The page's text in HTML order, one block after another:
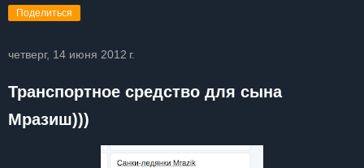
Поделиться
четверг, 14 июня 2012 г.
Транспортное средство для сына
Мразиш)))